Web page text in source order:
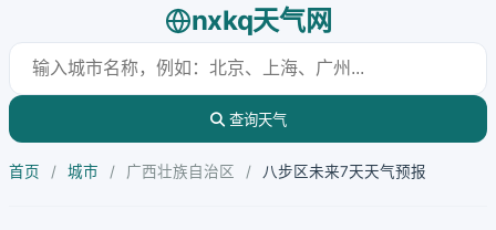
nxkq天气网
查询天气
首页 / 城市 / 广西壮族自治区 / 八步区未来7天天气预报